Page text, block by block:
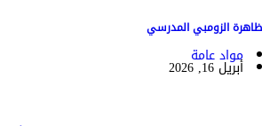
ظاهرة الزومبي المدرسي
مواد عامة
أبريل 16, 2026